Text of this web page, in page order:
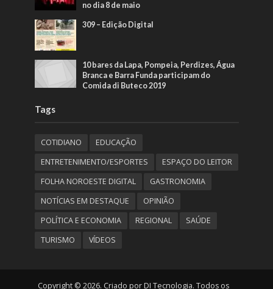
no dia 8 de maio
309 – Edição Digital
10 bares da Lapa, Pompeia, Perdizes, Água
Branca e Barra Funda participam do
Comida di Buteco 2019
Tags
COTIDIANO
EDUCAÇÃO
ENTRETENIMENTO/ESPORTES
ESPAÇO DO LEITOR
FOLHA NOROESTE DIGITAL
GASTRONOMIA
NOTÍCIAS EM DESTAQUE
OPINIÃO
POLÍTICA E ECONOMIA
REGIONAL
SAÚDE
TURISMO
VÍDEOS
Copyright © 2026. Criado por DI Tecnologia. Todos os